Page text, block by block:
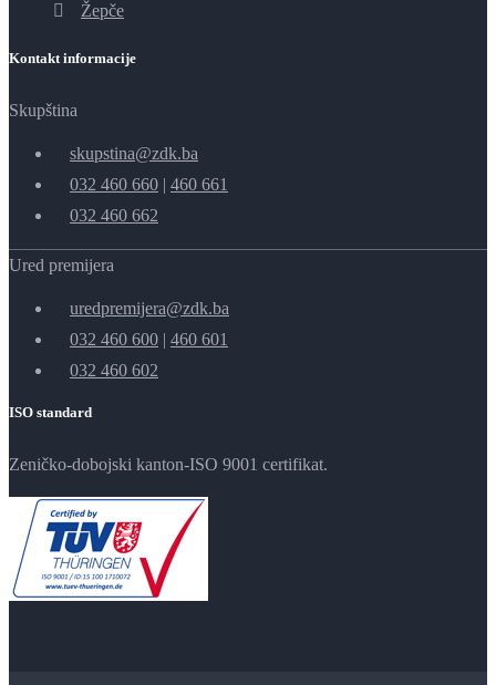
Žepče
Kontakt informacije
Skupština
skupstina@zdk.ba
032 460 660 | 460 661
032 460 662
Ured premijera
uredpremijera@zdk.ba
032 460 600 | 460 601
032 460 602
ISO standard
Zeničko-dobojski kanton-ISO 9001 certifikat.